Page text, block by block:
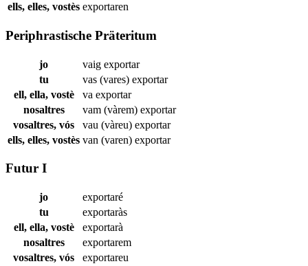
ells, elles, vostès exportaren
Periphrastische Präteritum
jo vaig exportar
tu
vas (vares) exportar
ell, ella, vostè
va exportar
nosaltres
vam (vàrem) exportar
vosaltres, vós
vau (vàreu) exportar
ells, elles, vostès van (varen) exportar
Futur I
jo
exportaré
tu
exportaràs
ell, ella, vostè
exportarà
nosaltres
exportarem
vosaltres, vós
exportareu